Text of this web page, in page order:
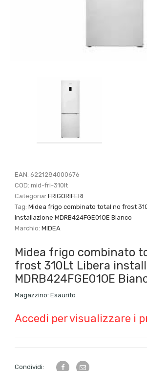
EAN: 6221284000676
COD:mid-fri-310lt
Categoria:FRIGORIFERI
Tag:Midea frigo combinato total no frost
installazione MDRB424FGE01OE Bianco
Marchio:MIDEA
Midea frigo combinato
frost 310Lt Libera
MDRB424FGE01OE
Magazzino: Esaurito
Accedi per visualizzare i
Condividi: